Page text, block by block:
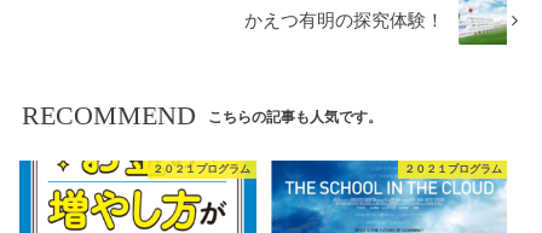
かえつ有明の探究体験！
RECOMMEND こちらの記事も人気です。
２０２１プログラム ２０２１プログラム